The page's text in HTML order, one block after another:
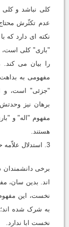
کلی نباشد و
عدم تکثّرش
نکته ای دارد که
"باری" کلی است،
را بیان می کند.
مفهومی به
"جزئی" است، و
برهان نیز
مفهوم "اله" و
هستند.
3. استدلال علاّمه حلّی بر کلی بودن "اله"
برخی دانشمندان
اند. بدین سان،
به شرک شده اند؛
نخست ابا ندارد.